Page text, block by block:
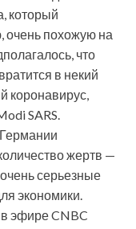
который
очень похожую на
что
в некий
коронавирус,
SARS.
жертв —
серьезные
экономики.
эфире CNBC